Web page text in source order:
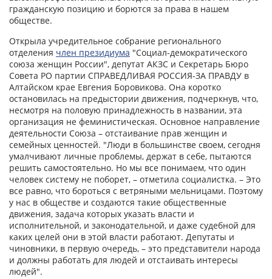
гражданскую позицию и борются за права в нашем
обществе.
Открыла учредительное собрание регионального
отделения член президиума "Социал-демократического
союза женщин России", депутат АКЗС и Секретарь Бюро
Совета РО партии СПРАВЕДЛИВАЯ РОССИЯ-ЗА ПРАВДУ в
Алтайском крае Евгения Боровикова. Она коротко
остановилась на предыстории движения, подчеркнув, что,
несмотря на половую принадлежность в названии, эта
организация не феминистическая. Основное направление
деятельности Союза – отстаивание прав женщин и
семейных ценностей. "Люди в большинстве своем, сегодня
умалчивают личные проблемы, держат в себе, пытаются
решить самостоятельно. Но мы все понимаем, что один
человек систему не поборет, – отметила социалистка. – Это
все равно, что бороться с ветряными мельницами. Поэтому
у нас в обществе и создаются такие общественные
движения, задача которых указать власти и
исполнительной, и законодательной, и даже судебной для
каких целей они в этой власти работают. Депутаты и
чиновники, в первую очередь, – это представители народа
и должны работать для людей и отстаивать интересы
людей".